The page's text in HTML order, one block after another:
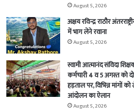
August 5, 2026
अक्षय रविन्द्र राठौर
में भाग लेने रवाना
August 5, 2026
स्वामी आत्मानंद संविदा
कर्मचारी 4 व 5 अगस्त को
हड़ताल पर, विभिन्न मांगों
आंदोलन का ऐलान
August 5, 2026